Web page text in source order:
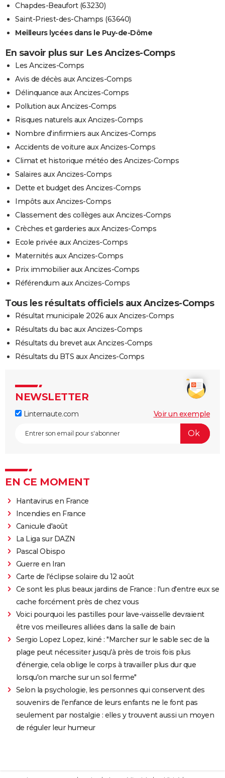
Chapdes-Beaufort (63230)
Saint-Priest-des-Champs (63640)
Meilleurs lycées dans le Puy-de-Dôme
En savoir plus sur Les Ancizes-Comps
Les Ancizes-Comps
Avis de décès aux Ancizes-Comps
Délinquance aux Ancizes-Comps
Pollution aux Ancizes-Comps
Risques naturels aux Ancizes-Comps
Nombre d'infirmiers aux Ancizes-Comps
Accidents de voiture aux Ancizes-Comps
Climat et historique météo des Ancizes-Comps
Salaires aux Ancizes-Comps
Dette et budget des Ancizes-Comps
Impôts aux Ancizes-Comps
Classement des collèges aux Ancizes-Comps
Crèches et garderies aux Ancizes-Comps
Ecole privée aux Ancizes-Comps
Maternités aux Ancizes-Comps
Prix immobilier aux Ancizes-Comps
Référendum aux Ancizes-Comps
Tous les résultats officiels aux Ancizes-Comps
Résultat municipale 2026 aux Ancizes-Comps
Résultats du bac aux Ancizes-Comps
Résultats du brevet aux Ancizes-Comps
Résultats du BTS aux Ancizes-Comps
NEWSLETTER
Linternaute.com Voir un exemple
EN CE MOMENT
Hantavirus en France
Incendies en France
Canicule d'août
La Liga sur DAZN
Pascal Obispo
Guerre en Iran
Carte de l'éclipse solaire du 12 août
Ce sont les plus beaux jardins de France : l'un d'entre eux se
cache forcément près de chez vous
Voici pourquoi les pastilles pour lave-vaisselle devraient
être vos meilleures alliées dans la salle de bain
Sergio Lopez Lopez, kiné : "Marcher sur le sable sec de la
plage peut nécessiter jusqu'à près de trois fois plus
d'énergie, cela oblige le corps à travailler plus dur que
lorsqu'on marche sur un sol ferme"
Selon la psychologie, les personnes qui conservent des
souvenirs de l'enfance de leurs enfants ne le font pas
seulement par nostalgie : elles y trouvent aussi un moyen
de réguler leur humeur